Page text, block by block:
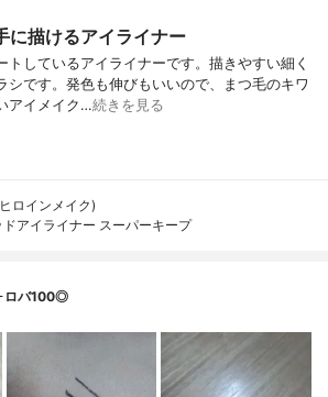
に描けるアイライナー
トしているアイライナーです。描きやすい細く
シです。発色も伸びもいいので、まつ毛のキワ
アイメイク…続きを見る
ロインメイク)
アイライナー スーパーキープ
ロバ100◎